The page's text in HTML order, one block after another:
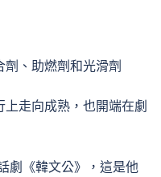
、助燃劑和光滑劑
走向成熟，也開端在劇
劇《韓文公》，這是他